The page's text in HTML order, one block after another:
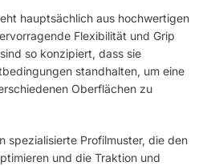
hauptsächlich aus hochwertigen
Flexibilität und Grip
so konzipiert, dass sie
standhalten, um eine
Oberflächen zu
spezialisierte Profilmuster, die den
und die Traktion und